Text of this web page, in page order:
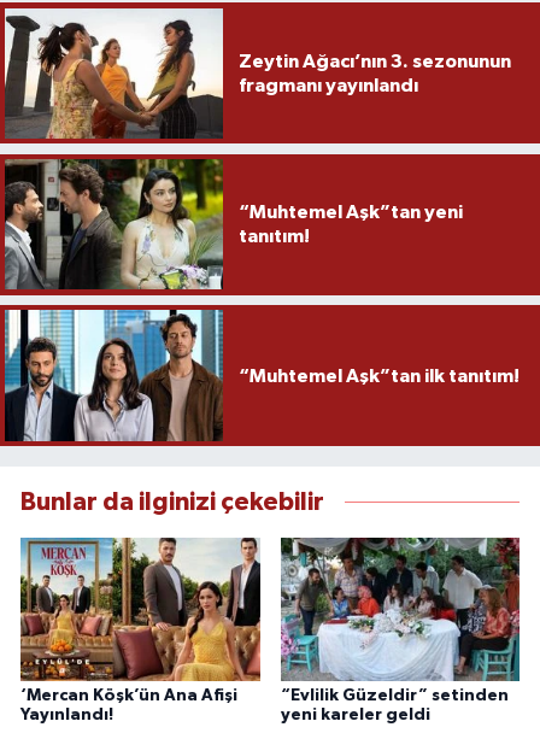
Zeytin Ağacı’nın 3. sezonunun
fragmanı yayınlandı
“Muhtemel Aşk”tan yeni
tanıtım!
“Muhtemel Aşk”tan ilk tanıtım!
Bunlar da ilginizi çekebilir
‘Mercan Köşk’ün Ana Afişi
Yayınlandı!
“Evlilik Güzeldir” setinden
yeni kareler geldi